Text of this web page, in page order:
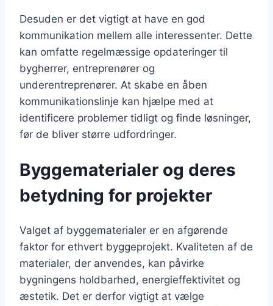
Desuden er det vigtigt at have en god
kommunikation mellem alle interessenter. Dette
kan omfatte regelmæssige opdateringer til
bygherrer, entreprenører og
underentreprenører. At skabe en åben
kommunikationslinje kan hjælpe med at
identificere problemer tidligt og finde løsninger,
før de bliver større udfordringer.
Byggematerialer og deres
betydning for projekter
Valget af byggematerialer er en afgørende
faktor for ethvert byggeprojekt. Kvaliteten af de
materialer, der anvendes, kan påvirke
bygningens holdbarhed, energieffektivitet og
æstetik. Det er derfor vigtigt at vælge